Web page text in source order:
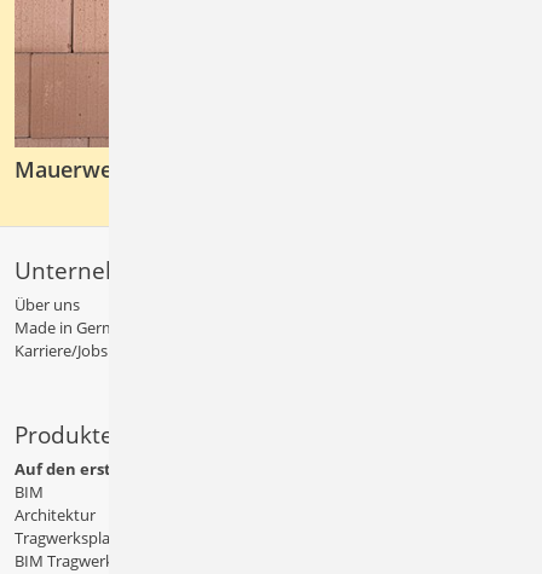
Mauerwerksbau
Unternehmen
Über uns
Made in Germany
Karriere/Jobs
Produkte
Auf den ersten Blick
BIM
Architektur
Tragwerksplanung
BIM Tragwerksplanung